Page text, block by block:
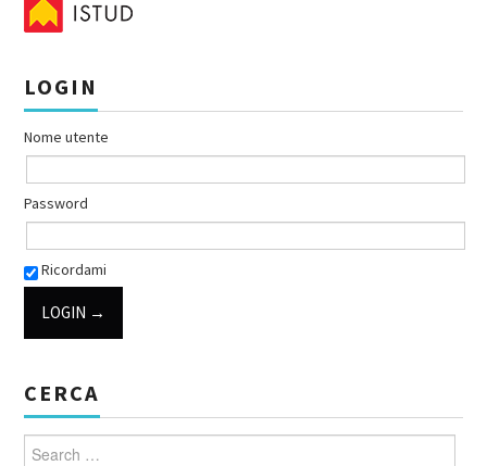
LOGIN
Nome utente
Password
Ricordami
CERCA
Search for: